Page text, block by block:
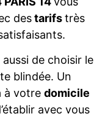
destarifstrès
de choisir le
blindée. Un
à votre domicile
avec vous